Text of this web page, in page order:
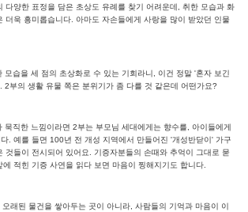
다양한 표정을 담은 초상도 유례를 찾기 어려운데, 취한 모습과 화
더욱 흥미롭습니다. 아마도 자손들에게 사랑을 많이 받았던 인물
모습을 세 점의 초상화로 수 있는 기회라니, 이건 정말 '혼자 보긴
2부의 생활 유물 쪽은 분위기가 좀 다를 것 같은데 어떤가요?
직한 느낌이라면 2부는 부모님 세대에게는 향수를, 아이들에게
. 예를 들면 100년 전 개성 지역에서 만들어진 '개성반닫이' 가구
것들이 전시되어 있어요. 기증자분들의 손때와 추억이 그대로 묻
적힌 기증 사연을 읽다 보면 마음이 찡해지기도 합니다.
래된 물건을 쌓아두는 곳이 아니라, 사람들의 기억과 마음이 이